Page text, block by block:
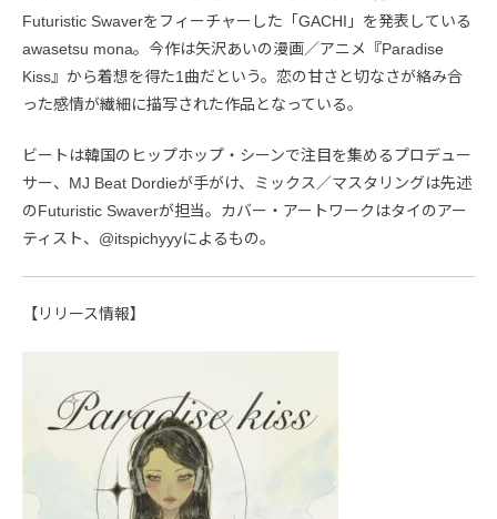
Futuristic Swaverをフィーチャーした「GACHI」を発表している
awasetsu mona。今作は矢沢あいの漫画／アニメ『Paradise
Kiss』から着想を得た1曲だという。恋の甘さと切なさが絡み合
った感情が繊細に描写された作品となっている。
ビートは韓国のヒップホップ・シーンで注目を集めるプロデュー
サー、MJ Beat Dordieが手がけ、ミックス／マスタリングは先述
のFuturistic Swaverが担当。カバー・アートワークはタイのアー
ティスト、@itspichyyyによるもの。
【リリース情報】